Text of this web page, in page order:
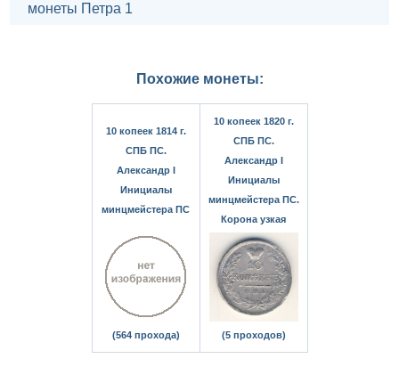
монеты Петра 1
Похожие монеты:
10 копеек 1814 г.
СПБ ПС.
Александр I
Инициалы
минцмейстера ПС
(564 прохода)
10 копеек 1820 г.
СПБ ПС.
Александр I
Инициалы
минцмейстера ПС.
Корона узкая
(5 проходов)